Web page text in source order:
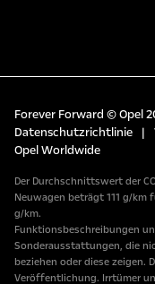
Forever Forward © Opel
Datenschutzrichtlinie
|
Opel Worldwide
Der Durchschnittswert der
Neuwagen beträgt 111 g/km
g/km.
Funktionsbeschreibungen
Sonderausstattungen, die
beziehen oder diese zeigen.
Veröffentlichung. Irrtümer